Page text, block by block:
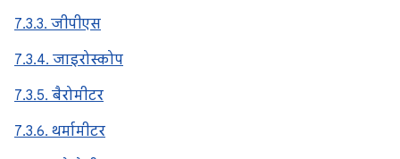
7.3.3. जीपीएस
7.3.4. जाइरोस्कोप
7.3.5. बैरोमीटर
7.3.6. थर्मामीटर